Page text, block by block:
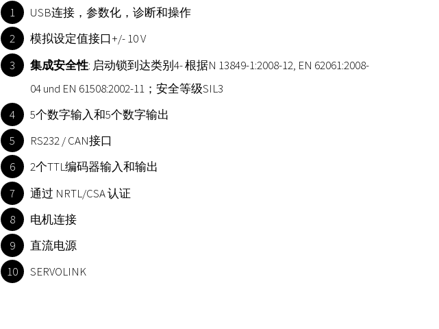
USB连接，参数化，诊断和操作
模拟设定值接口+/- 10 V
集成安全性: 启动锁到达类别4- 根据N 13849-1:2008-12, EN 62061:2008-
04 und EN 61508:2002-11；安全等级SIL3
5个数字输入和5个数字输出
RS232 / CAN接口
2个TTL编码器输入和输出
通过 NRTL/CSA 认证
电机连接
直流电源
SERVOLINK